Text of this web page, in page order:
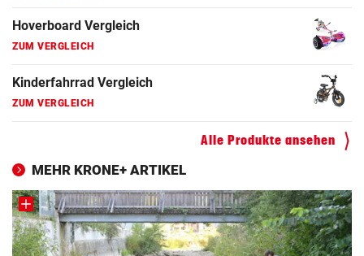
Hoverboard Vergleich
ZUM VERGLEICH
Kinderfahrrad Vergleich
ZUM VERGLEICH
Alle Produkte ansehen
MEHR KRONE+ ARTIKEL